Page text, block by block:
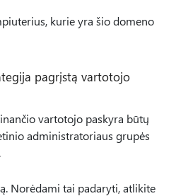
kurie yra šio domeno
pagrįstą vartotojo
vartotojo paskyra būtų
administratoriaus grupės
Norėdami tai padaryti, atlikite